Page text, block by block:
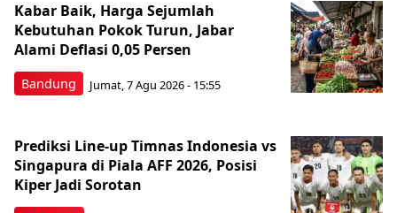
Bandung
Kabar Baik, Harga Sejumlah
Kebutuhan Pokok Turun, Jabar
Alami Deflasi 0,05 Persen
Jumat, 7 Agu 2026 - 15:55
Prediksi Line-up Timnas Indonesia vs
Singapura di Piala AFF 2026, Posisi
Kiper Jadi Sorotan